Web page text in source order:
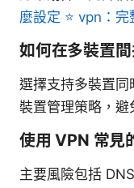
麼設定 ⭐ vpn：
如何在多裝置
選擇支持多裝置
裝置管理策略，避
使用 VPN 常見
主要風險包括